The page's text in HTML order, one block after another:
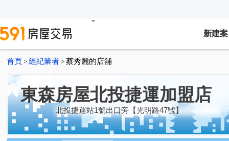
新建案
首頁 > 經紀業者 > 蔡秀麗的店舖
東森房屋北投捷運加盟店
北投捷運站1號出口旁【光明路47號】